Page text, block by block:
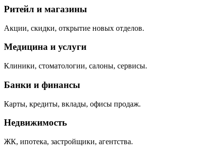
Ритейл и магазины
Акции, скидки, открытие новых отделов.
Медицина и услуги
Клиники, стоматологии, салоны, сервисы.
Банки и финансы
Карты, кредиты, вклады, офисы продаж.
Недвижимость
ЖК, ипотека, застройщики, агентства.